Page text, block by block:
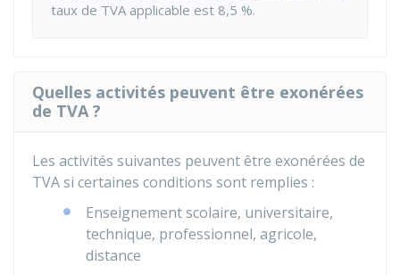
taux de TVA applicable est 8,5 %.
Quelles activités peuvent être exonérées
de TVA ?
Les activités suivantes peuvent être exonérées de
TVA si certaines conditions sont remplies :
Enseignement scolaire, universitaire,
technique, professionnel, agricole,
distance